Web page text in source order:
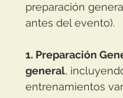
preparación
antes del evento).
1. Preparación
general,
entrenamientos